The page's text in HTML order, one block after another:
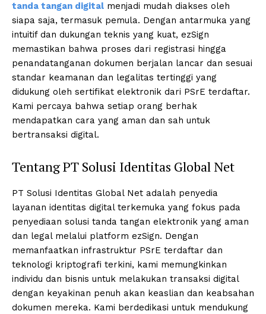
tanda tangan digital menjadi mudah diakses oleh
siapa saja, termasuk pemula. Dengan antarmuka yang
intuitif dan dukungan teknis yang kuat, ezSign
memastikan bahwa proses dari registrasi hingga
penandatanganan dokumen berjalan lancar dan sesuai
standar keamanan dan legalitas tertinggi yang
didukung oleh sertifikat elektronik dari PSrE terdaftar.
Kami percaya bahwa setiap orang berhak
mendapatkan cara yang aman dan sah untuk
bertransaksi digital.
Tentang PT Solusi Identitas Global Net
PT Solusi Identitas Global Net adalah penyedia
layanan identitas digital terkemuka yang fokus pada
penyediaan solusi tanda tangan elektronik yang aman
dan legal melalui platform ezSign. Dengan
memanfaatkan infrastruktur PSrE terdaftar dan
teknologi kriptografi terkini, kami memungkinkan
individu dan bisnis untuk melakukan transaksi digital
dengan keyakinan penuh akan keaslian dan keabsahan
dokumen mereka. Kami berdedikasi untuk mendukung